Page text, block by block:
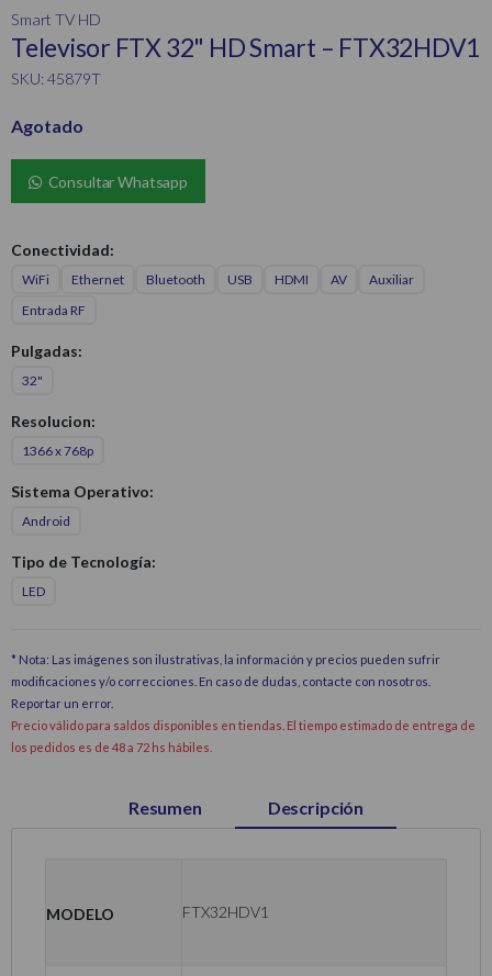
Smart TV HD
Televisor FTX 32" HD Smart – FTX32HDV1
SKU: 45879T
Agotado
Consultar Whatsapp
Conectividad:
WiFi Ethernet Bluetooth USB HDMI AV
Auxiliar
Entrada RF
Pulgadas:
32"
Resolucion:
1366 x 768p
Sistema Operativo:
Android
Tipo de Tecnología:
LED
* Nota: Las imágenes son ilustrativas, la información y precios pueden sufrir
modificaciones y/o correcciones. En caso de dudas, contacte con nosotros.
Reportar un error.
Precio válido para saldos disponibles en tiendas. El tiempo estimado de entrega de
los pedidos es de 48 a 72 hs hábiles.
Resumen Descripción
Modelo FTX32HDV1